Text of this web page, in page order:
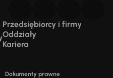
Przedsiębiorcy i firmy
Oddziały
Kariera
Dokumenty prawne